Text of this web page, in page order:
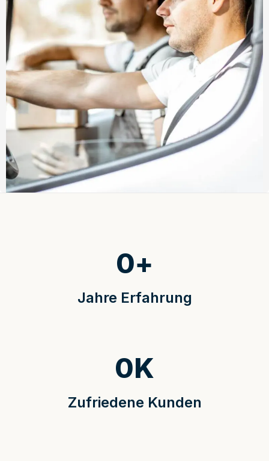
Jahre Erfahrung
0+
Zufriedene Kunden
0K